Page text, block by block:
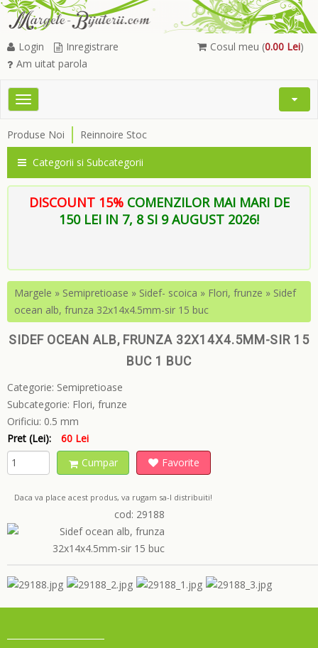
Cosul meu (0.00 Lei)
Login
Inregistrare
Am uitat parola
Toggle
Open
Produse Noi Reinnoire Stoc
Categorii si Subcategorii
DISCOUNT 15% COMENZILOR MAI MARI DE
150 LEI IN 7, 8 SI 9 AUGUST 2026!
Margele » Semipretioase » Sidef- scoica » Flori, frunze » Sidef
ocean alb, frunza 32x14x4.5mm-sir 15 buc
SIDEF OCEAN ALB, FRUNZA 32X14X4.5MM-SIR 15
BUC 1 BUC
Categorie: Semipretioase
Subcategorie: Flori, frunze
Orificiu: 0.5 mm
Pret (Lei):
60 Lei
Cumpar
Favorite
Daca va place acest produs, va rugam sa-l distribuiti!
cod: 29188